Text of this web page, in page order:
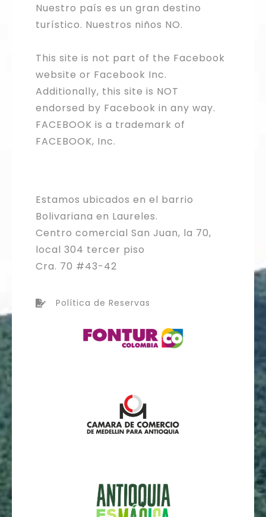
Nuestro país es un gran destino
turístico. Nuestros niños NO.
This site is not part of the Facebook
website or Facebook Inc.
Additionally, this site is NOT
endorsed by Facebook in any way.
FACEBOOK is a trademark of
FACEBOOK, Inc.
Estamos ubicados en el barrio
Bolivariana en Laureles.
Centro comercial San Juan, la 70,
local 304 tercer piso
Cra. 70 #43-42
Política de Reservas